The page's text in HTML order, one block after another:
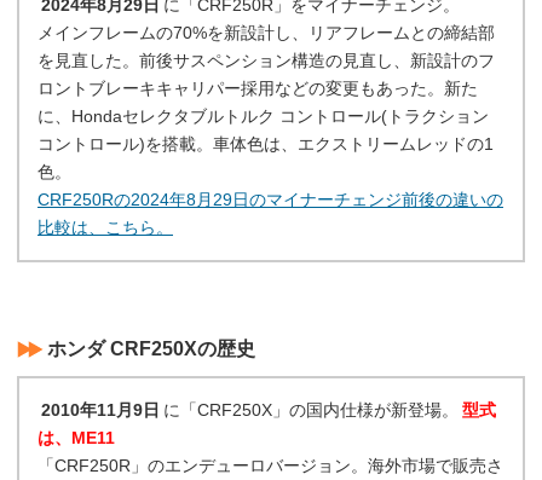
2024年8月29日 に「CRF250R」をマイナーチェンジ。
メインフレームの70%を新設計し、リアフレームとの締結部
を見直した。前後サスペンション構造の見直し、新設計のフ
ロントブレーキキャリパー採用などの変更もあった。新た
に、Hondaセレクタブルトルク コントロール(トラクション
コントロール)を搭載。車体色は、エクストリームレッドの1
色。
CRF250Rの2024年8月29日のマイナーチェンジ前後の違いの
比較は、こちら。
ホンダ CRF250Xの歴史
2010年11月9日 に「CRF250X」の国内仕様が新登場。
型式
は、ME11
「CRF250R」のエンデューロバージョン。海外市場で販売さ